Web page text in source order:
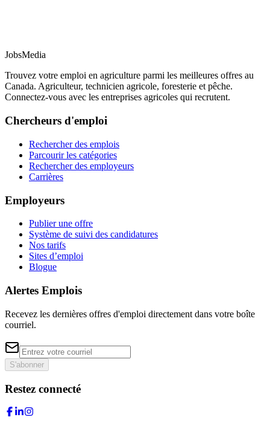
JobsMedia
Trouvez votre emploi en agriculture parmi les meilleures offres au
Canada. Agriculteur, technicien agricole, foresterie et pêche.
Connectez-vous avec les entreprises agricoles qui recrutent.
Chercheurs d'emploi
Rechercher des emplois
Parcourir les catégories
Rechercher des employeurs
Carrières
Employeurs
Publier une offre
Système de suivi des candidatures
Nos tarifs
Sites d’emploi
Blogue
Alertes Emplois
Recevez les dernières offres d'emploi directement dans votre boîte
courriel.
S'abonner
Restez connecté